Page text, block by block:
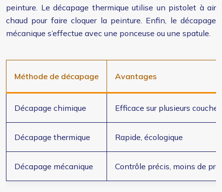
peinture. Le décapage thermique utilise un pistolet à air
chaud pour faire cloquer la peinture. Enfin, le décapage
mécanique s’effectue avec une ponceuse ou une spatule.
Méthode de décapage Avantages
Décapage chimique Efficace sur plusieurs
Décapage thermique Rapide, écologique
Décapage mécanique Contrôle précis, moins de